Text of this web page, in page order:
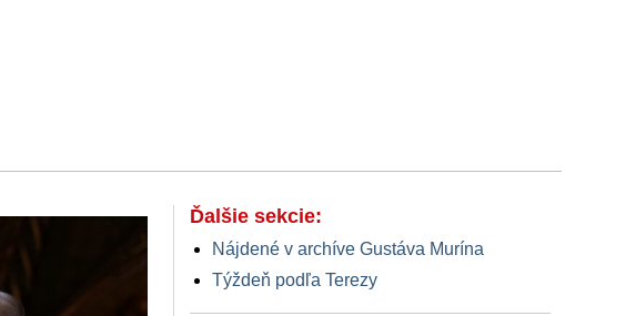
Ďalšie sekcie:
Nájdené v archíve Gustáva Murína
Týždeň podľa Terezy